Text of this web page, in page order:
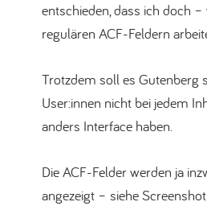
entschieden, dass ich doch
regulären ACF-Feldern
Trotzdem soll es Gutenberg
User:innen nicht bei jedem
anders Interface haben.
Die ACF-Felder werden ja
angezeigt – siehe